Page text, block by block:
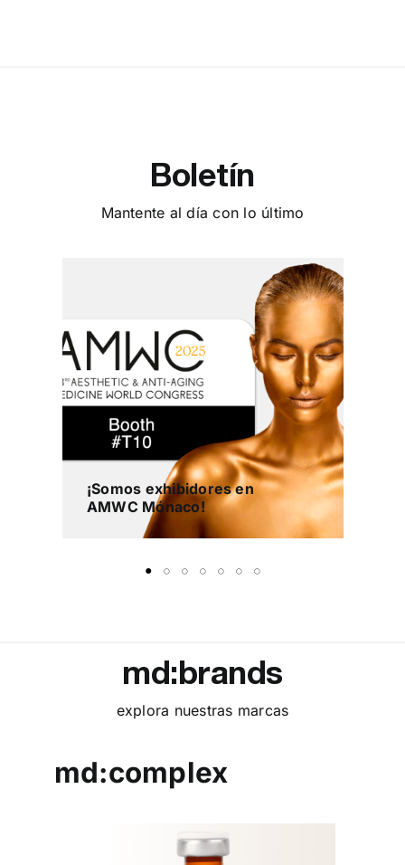
Boletín
Mantente al día con lo último
¡Somos exhibidores en
AMWC Mónaco!
md:brands
explora nuestras marcas
md:complex